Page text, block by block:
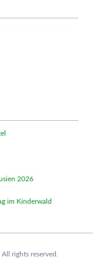
2026
im Kinderwald
rights reserved.